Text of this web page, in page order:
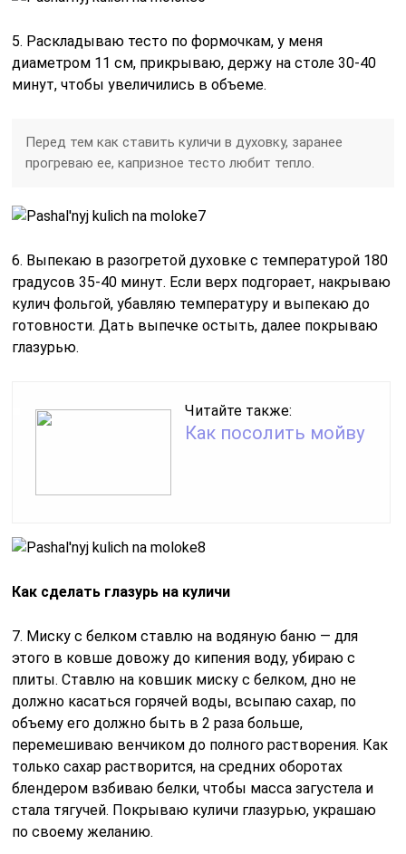
5. Раскладываю тесто по формочкам, у меня
диаметром 11 см, прикрываю, держу на столе 30-40
минут, чтобы увеличились в объеме.
Перед тем как ставить куличи в духовку, заранее
прогреваю ее, капризное тесто любит тепло.
6. Выпекаю в разогретой духовке с температурой 180
градусов 35-40 минут. Если верх подгорает, накрываю
кулич фольгой, убавляю температуру и выпекаю до
готовности. Дать выпечке остыть, далее покрываю
глазурью.
Читайте также:
Как посолить мойву
Как сделать глазурь на куличи
7. Миску с белком ставлю на водяную баню — для
этого в ковше довожу до кипения воду, убираю с
плиты. Ставлю на ковшик миску с белком, дно не
должно касаться горячей воды, всыпаю сахар, по
объему его должно быть в 2 раза больше,
перемешиваю венчиком до полного растворения. Как
только сахар растворится, на средних оборотах
блендером взбиваю белки, чтобы масса загустела и
стала тягучей. Покрываю куличи глазурью, украшаю
по своему желанию.